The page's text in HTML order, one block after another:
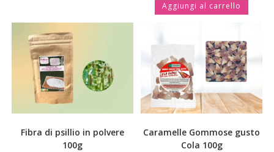
Aggiungi al carrello
Fibra di psillio in polvere
100g
Caramelle Gommose gusto
Cola 100g